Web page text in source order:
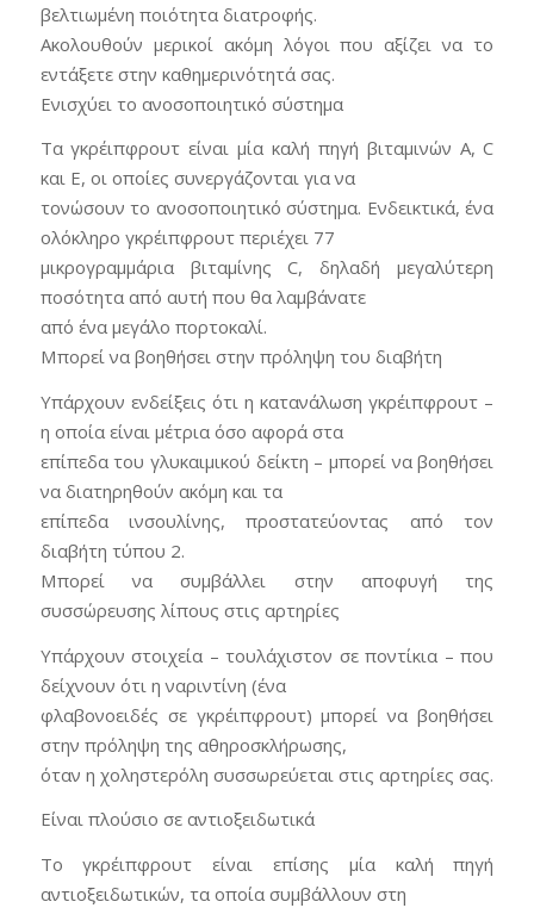
βελτιωμένη ποιότητα διατροφής.
Ακολουθούν μερικοί ακόμη λόγοι που αξίζει να το
εντάξετε στην καθημερινότητά σας.
Ενισχύει το ανοσοποιητικό σύστημα
Τα γκρέιπφρουτ είναι μία καλή πηγή βιταμινών Α, C
και E, οι οποίες συνεργάζονται για να
τονώσουν το ανοσοποιητικό σύστημα. Ενδεικτικά, ένα
ολόκληρο γκρέιπφρουτ περιέχει 77
μικρογραμμάρια βιταμίνης C, δηλαδή μεγαλύτερη
ποσότητα από αυτή που θα λαμβάνατε
από ένα μεγάλο πορτοκαλί.
Μπορεί να βοηθήσει στην πρόληψη του διαβήτη
Υπάρχουν ενδείξεις ότι η κατανάλωση γκρέιπφρουτ –
η οποία είναι μέτρια όσο αφορά στα
επίπεδα του γλυκαιμικού δείκτη – μπορεί να βοηθήσει
να διατηρηθούν ακόμη και τα
επίπεδα ινσουλίνης, προστατεύοντας από τον
διαβήτη τύπου 2.
Μπορεί να συμβάλλει στην αποφυγή της
συσσώρευσης λίπους στις αρτηρίες
Υπάρχουν στοιχεία – τουλάχιστον σε ποντίκια – που
δείχνουν ότι η ναριντίνη (ένα
φλαβονοειδές σε γκρέιπφρουτ) μπορεί να βοηθήσει
στην πρόληψη της αθηροσκλήρωσης,
όταν η χοληστερόλη συσσωρεύεται στις αρτηρίες σας.
Είναι πλούσιο σε αντιοξειδωτικά
Το γκρέιπφρουτ είναι επίσης μία καλή πηγή
αντιοξειδωτικών, τα οποία συμβάλλουν στη